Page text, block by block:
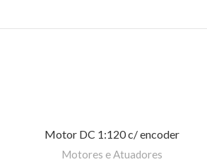
Motor DC 1:120 c/ encoder
Motores e Atuadores